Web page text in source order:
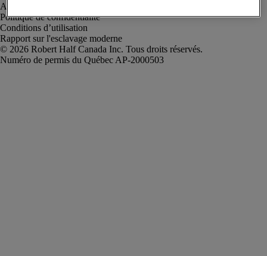
Alerte à la fraude
Politique de confidentialité
Conditions d’utilisation
Rapport sur l'esclavage moderne
Robert Half Canada Inc. Tous droits réservés.